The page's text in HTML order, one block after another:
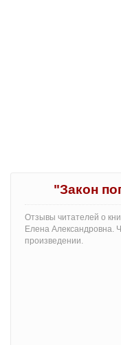
"Закон
Отзывы читателей о
Елена Александровна.
произведении.